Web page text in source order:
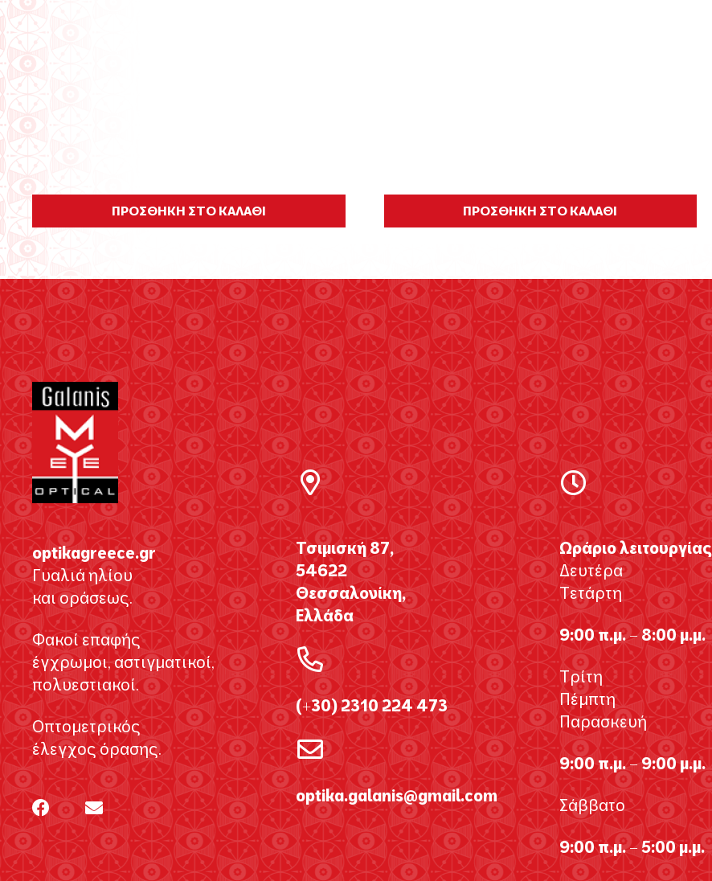
ΠΡΟΣΘΗΚΗ ΣΤΟ ΚΑΛΑΘΙ ΠΡΟΣΘΗΚΗ ΣΤΟ ΚΑΛΑΘΙ
optikagreece.gr
Γυαλιά ηλίου
και οράσεως.
Φακοί επαφής
έγχρωμοι, αστιγματικοί,
πολυεστιακοί.
Οπτομετρικός
έλεγχος όρασης.
Τσιμισκή 87,
54622
Θεσσαλονίκη,
Ελλάδα
(+30) 2310 224 473
optika.galanis@gmail.com
Ωράριο λειτουργίας
Δευτέρα
Τετάρτη
9:00 π.μ. – 8:00 μ.μ.
Τρίτη
Πέμπτη
Παρασκευή
9:00 π.μ. – 9:00 μ.μ.
Σάββατο
9:00 π.μ. – 5:00 μ.μ.